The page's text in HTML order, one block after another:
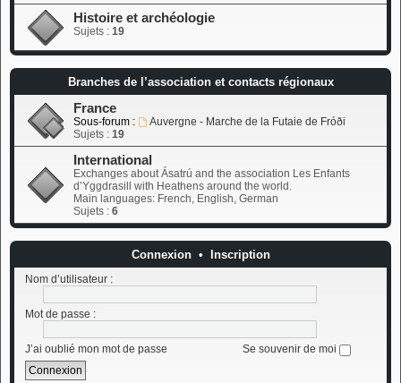
Histoire et archéologie
Sujets : 19
Branches de l’association et contacts régionaux
France
Sous-forum :
Auvergne - Marche de la Futaie de Fróði
Sujets : 19
International
Exchanges about Ásatrú and the association Les Enfants
d’Yggdrasill with Heathens around the world.
Main languages: French, English, German
Sujets : 6
Connexion• Inscription
Nom d’utilisateur :
Mot de passe :
J’ai oublié mon mot de passe Se souvenir de moi